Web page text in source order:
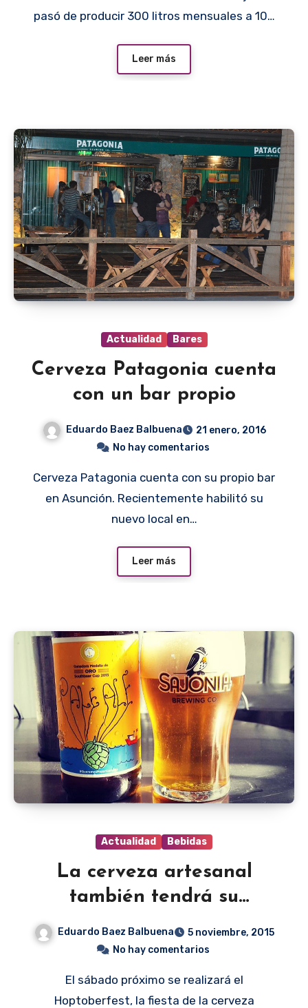
pasó de producir 300 litros mensuales a 10…
Leer más
Actualidad Bares
Cerveza Patagonia cuenta
con un bar propio
Eduardo Baez Balbuena
21 enero, 2016
No hay comentarios
Cerveza Patagonia cuenta con su propio bar
en Asunción. Recientemente habilitó su
nuevo local en…
Leer más
Actualidad Bebidas
La cerveza artesanal
también tendrá su
Eduardo Baez Balbuena
5 noviembre, 2015
No hay comentarios
El sábado próximo se realizará el
Hoptoberfest, la fiesta de la cerveza